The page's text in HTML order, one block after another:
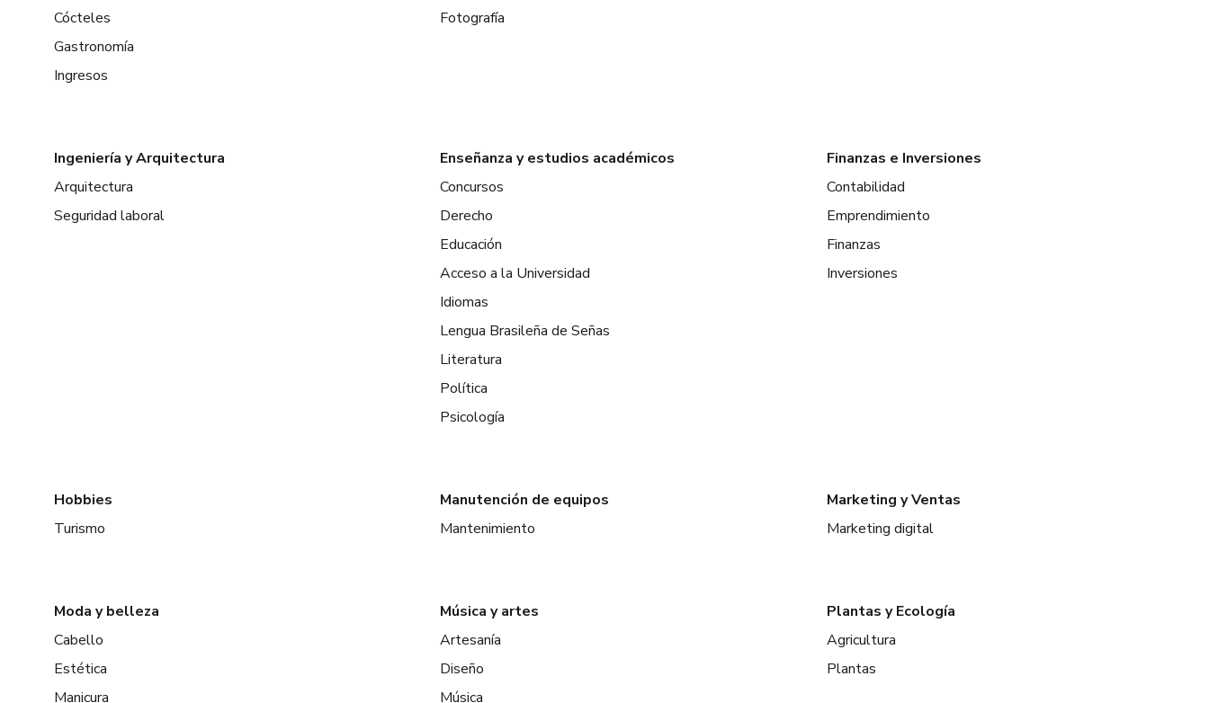
Cócteles
Gastronomía
Ingresos
Fotografía
Ingeniería y Arquitectura
Arquitectura
Seguridad laboral
Enseñanza y estudios académicos
Concursos
Derecho
Educación
Acceso a la Universidad
Idiomas
Lengua Brasileña de Señas
Literatura
Política
Psicología
Finanzas e Inversiones
Contabilidad
Emprendimiento
Finanzas
Inversiones
Hobbies
Turismo
Manutención de equipos
Mantenimiento
Marketing y Ventas
Marketing digital
Moda y belleza
Cabello
Estética
Manicura
Música y artes
Artesanía
Diseño
Música
Plantas y Ecología
Agricultura
Plantas